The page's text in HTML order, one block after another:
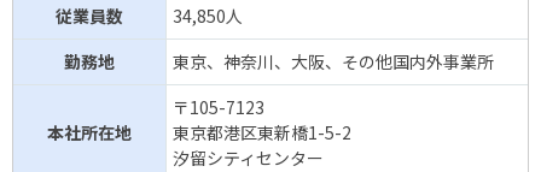
従業員数
34,850人
勤務地
東京、神奈川、大阪、その他国内外事業所
本社所在地
〒105-7123
東京都港区東新橋1-5-2
汐留シティセンター